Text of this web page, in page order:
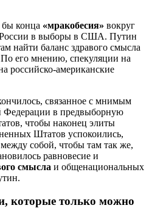
бы конца «мракобесия» вокруг
России в выборы в США. Путин
найти баланс здравого смысла
его мнению, спекуляции на
российско-американские
связанное с мнимым
Федерации в предвыборную
чтобы наконец элиты
Штатов успокоились,
собой, чтобы там так же,
равновесие и
смысла и общенациональных
которые только можно